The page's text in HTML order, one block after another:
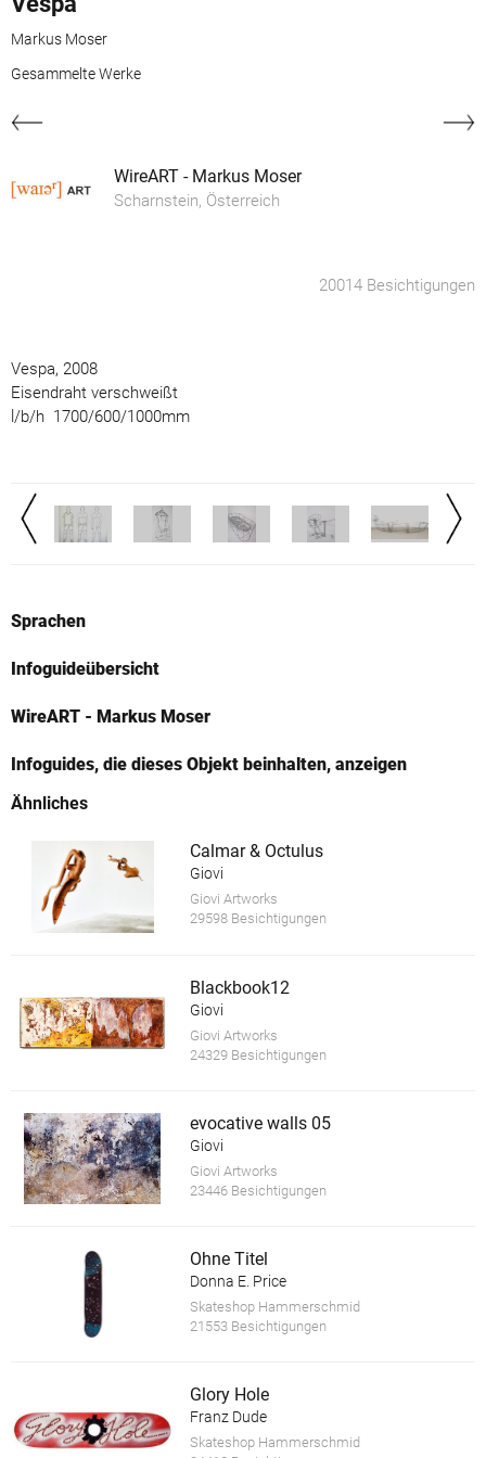
Markus Moser
Gesammelte Werke
WireART - Markus Moser
Scharnstein, Österreich
20014 Besichtigungen
Vespa, 2008
Eisendraht verschweißt
l/b/h 1700/600/1000mm
Sprachen
Infoguideübersicht
WireART - Markus Moser
Infoguides, die dieses Objekt beinhalten, anzeigen
Ähnliches
Calmar & Octulus
Giovi
Giovi Artworks
29598 Besichtigungen
Blackbook12
Giovi
Giovi Artworks
24329 Besichtigungen
evocative walls 05
Giovi
Giovi Artworks
23446 Besichtigungen
Ohne Titel
Donna E. Price
Skateshop Hammerschmid
21553 Besichtigungen
Glory Hole
Franz Dude
Skateshop Hammerschmid